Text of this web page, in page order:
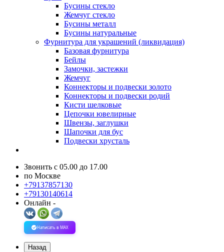
Бусины стекло
Жемчуг стекло
Бусины металл
Бусины натуральные
Фурнитура для украшений (ликвидация)
Базовая фурнитура
Бейлы
Замочки, застежки
Жемчуг
Коннекторы и подвески золото
Коннекторы и подвески родий
Кисти шелковые
Цепочки ювелирные
Швензы, заглушки
Шапочки для бус
Подвески хрусталь
Звонить с 05.00 до 17.00
по Москве
+79137857130
+79130140614
Онлайн -
Написать в MAX
Назад